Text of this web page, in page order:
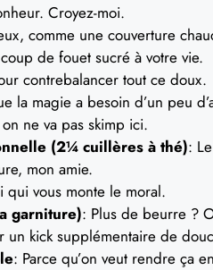
Croyez-moi.
comme une couverture
de fouet sucré à votre vie.
contrebalancer tout ce doux.
la magie a besoin d’un peu
ne va pas skimp ici.
(2¼ cuillères à thé):
mon amie.
qui vous monte le moral.
garniture): Plus de beurre ?
un kick supplémentaire de
: Parce qu’on veut rendre ça